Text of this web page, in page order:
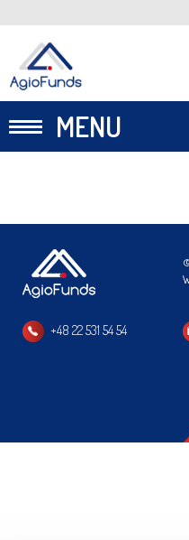
MENU
+48 22 531 54 54